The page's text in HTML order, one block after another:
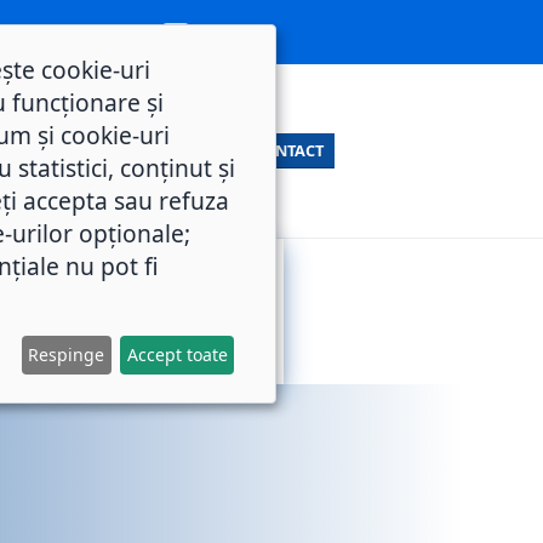
CONTACT
cookie-uri
funcționare și
și cookie-uri
statistici, conținut și
accepta sau refuza
urilor opționale;
nu pot fi
Respinge Accept toate